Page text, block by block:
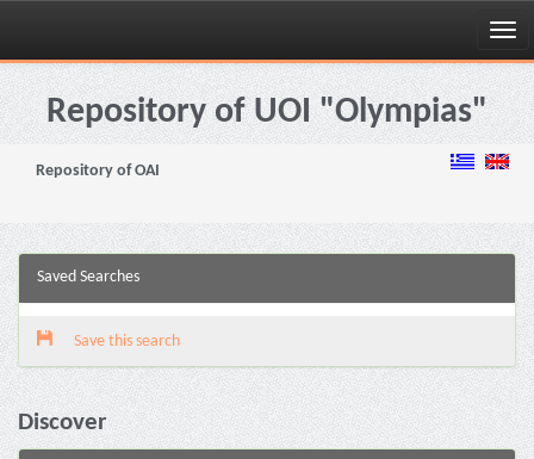
Skip
navigationRepository of UOI "Olympias"
Repository of OAI
Saved Searches
Save this search
Discover